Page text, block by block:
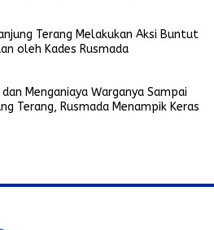
Terang Melakukan Aksi Buntut
oleh Kades Rusmada
Menganiaya Warganya Sampai
Terang, Rusmada Menampik Keras